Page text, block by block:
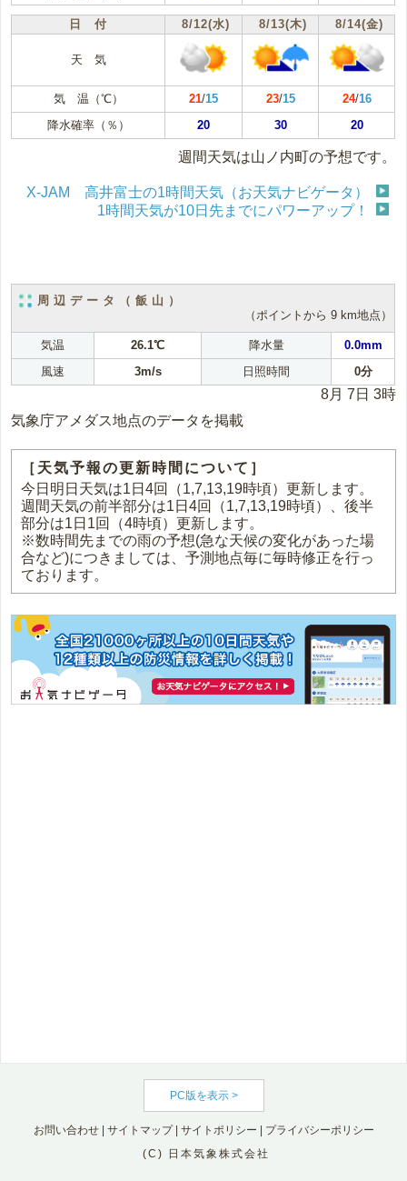
日 付 8/12(水) 8/13(木) 8/14(金)
天 気
気 温（℃） 21/15 23/15 24/16
降水確率（％）
20 30 20
週間天気は山ノ内町の予想です。
X-JAM 高井富士の1時間天気（お天気ナビゲータ）
1時間天気が10日先までにパワーアップ！
周辺データ（飯山）
（ポイントから 9 km地点）
気温 26.1℃ 降水量
0.0mm
風速
3m/s 日照時間 0分
8月 7日 3時
気象庁アメダス地点のデータを掲載
［天気予報の更新時間について］
今日明日天気は1日4回（1,7,13,19時頃）更新します。
週間天気の前半部分は1日4回（1,7,13,19時頃）、後半
部分は1日1回（4時頃）更新します。
※数時間先までの雨の予想(急な天候の変化があった場
合など)につきましては、予測地点毎に毎時修正を行っ
ております。
PC版を表示 >
お問い合わせ| サイトマップ| サイトポリシー
プライバシーポリシー
(C) 日本気象株式会社